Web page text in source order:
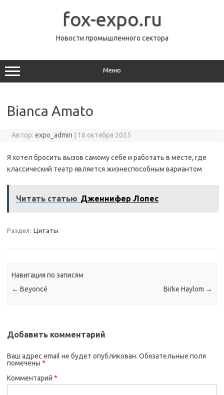
fox-expo.ru
Новости промышленного сектора
Меню
Bianca Amato
Автор: expo_admin 16 октября 2025
Я хотел бросить вызов самому себе и работать в месте, где
классический театр является жизнеспособным вариантом
Читать статью Дженнифер Лопес
Раздел: Цитаты
Навигация по записям
← Beyoncé Birke Haylom →
Добавить комментарий
Ваш адрес email не будет опубликован. Обязательные поля
помечены *
Комментарий *